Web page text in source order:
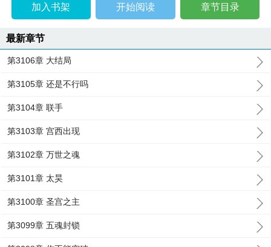
加入书架 开始阅读 章节目录
最新章节
第3106章 大结局
第3105章 还是不行吗
第3104章 联手
第3103章 宫西出现
第3102章 万世之魂
第3101章 太昊
第3100章 圣宫之主
第3099章 五魂封锁